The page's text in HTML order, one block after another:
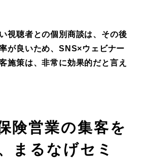
視聴者との個別商談は、その後
が良いため、SNS×ウェビナー
施策は、非常に効果的だと言え
険営業の集客を
まるなげセミ